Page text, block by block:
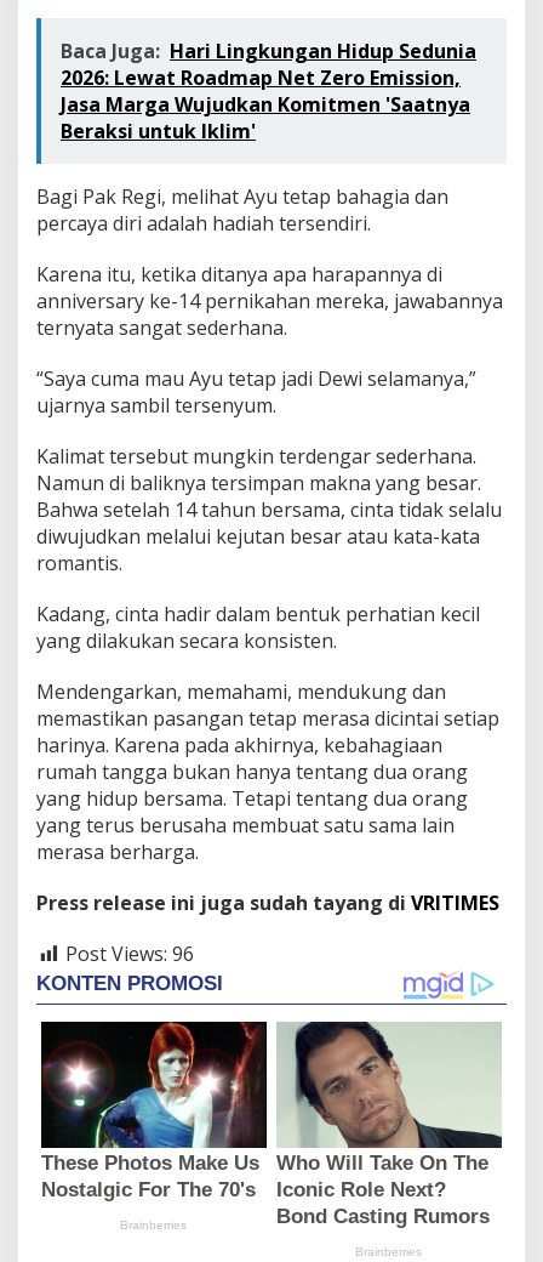
Baca Juga: Hari Lingkungan Hidup Sedunia
2026: Lewat Roadmap Net Zero Emission,
Jasa Marga Wujudkan Komitmen 'Saatnya
Beraksi untuk Iklim'
Bagi Pak Regi, melihat Ayu tetap bahagia dan
percaya diri adalah hadiah tersendiri.
Karena itu, ketika ditanya apa harapannya di
anniversary ke-14 pernikahan mereka, jawabannya
ternyata sangat sederhana.
“Saya cuma mau Ayu tetap jadi Dewi selamanya,”
ujarnya sambil tersenyum.
Kalimat tersebut mungkin terdengar sederhana.
Namun di baliknya tersimpan makna yang besar.
Bahwa setelah 14 tahun bersama, cinta tidak selalu
diwujudkan melalui kejutan besar atau kata-kata
romantis.
Kadang, cinta hadir dalam bentuk perhatian kecil
yang dilakukan secara konsisten.
Mendengarkan, memahami, mendukung dan
memastikan pasangan tetap merasa dicintai setiap
harinya. Karena pada akhirnya, kebahagiaan
rumah tangga bukan hanya tentang dua orang
yang hidup bersama. Tetapi tentang dua orang
yang terus berusaha membuat satu sama lain
merasa berharga.
Press release ini juga sudah tayang di VRITIMES
Post Views: 96